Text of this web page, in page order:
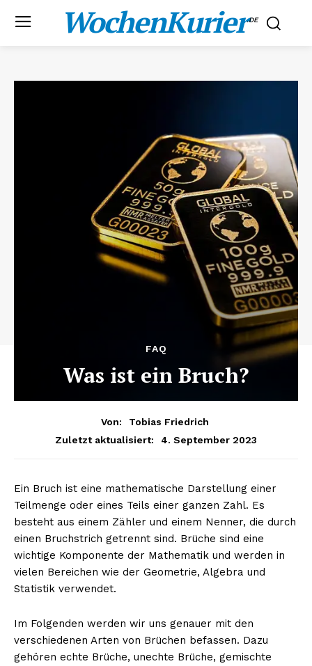
WochenKurier.DE
FAQ
Was ist ein Bruch?
Von:
Tobias Friedrich
Zuletzt aktualisiert:
4. September 2023
Ein Bruch ist eine mathematische Darstellung einer
Teilmenge oder eines Teils einer ganzen Zahl. Es
besteht aus einem Zähler und einem Nenner, die durch
einen Bruchstrich getrennt sind. Brüche sind eine
wichtige Komponente der Mathematik und werden in
vielen Bereichen wie der Geometrie, Algebra und
Statistik verwendet.
Im Folgenden werden wir uns genauer mit den
verschiedenen Arten von Brüchen befassen. Dazu
gehören echte Brüche, unechte Brüche, gemischte